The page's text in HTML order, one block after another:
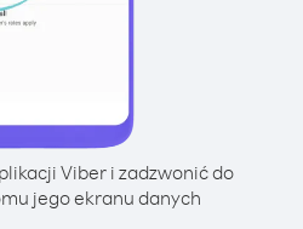
Viber i zadzwonić do
jego ekranu danych